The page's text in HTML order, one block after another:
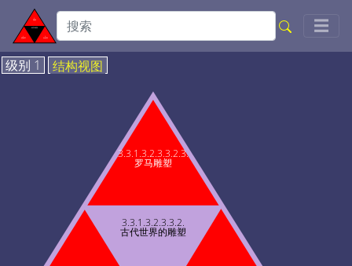
☰
级别 1 结构视图
3.3.1.3.2.3.3.2.
古代世界的雕塑
3.3.1.3.2.3.3.2.3.
罗马雕塑